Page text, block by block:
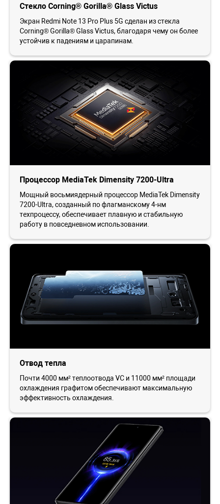
Стекло Corning® Gorilla® Glass Victus
Экран Redmi Note 13 Pro Plus 5G сделан из стекла
Corning® Gorilla® Glass Victus, благодаря чему он более
устойчив к падениям и царапинам.
Процессор MediaTek Dimensity 7200-Ultra
Мощный восьмиядерный процессор MediaTek Dimensity
7200-Ultra, созданный по флагманскому 4-нм
техпроцессу, обеспечивает плавную и стабильную
работу в повседневном использовании.
Отвод тепла
Почти 4000 мм² теплоотвода VC и 11000 мм² площади
охлаждения графитом обеспечивают максимальную
эффективность охлаждения.